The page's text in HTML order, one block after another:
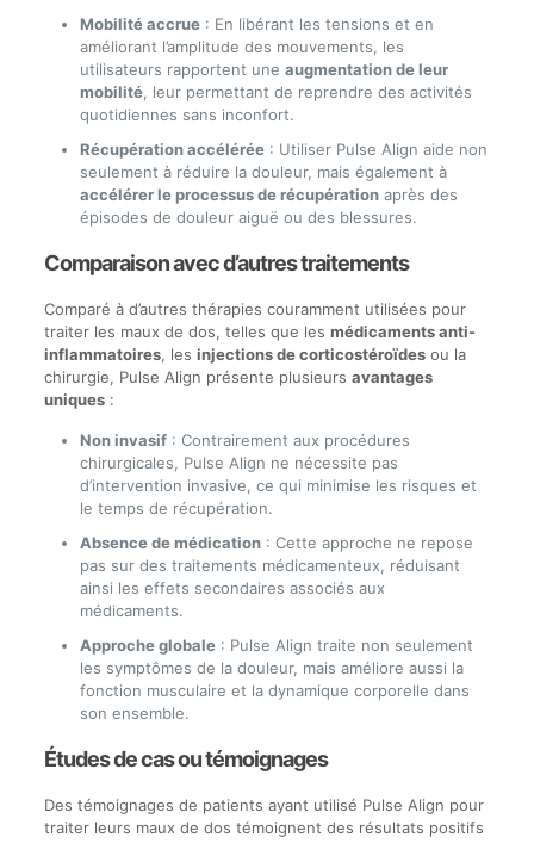
Mobilité accrue: En libérant les tensions et en
améliorant l’amplitude des mouvements, les
utilisateurs rapportent une augmentation de leur
mobilité, leur permettant de reprendre des activités
quotidiennes sans inconfort.
Récupération accélérée: Utiliser Pulse Align aide non
seulement à réduire la douleur, mais également à
accélérer le processus de récupérationaprès des
épisodes de douleur aiguë ou des blessures.
Comparaison avec d’autres traitements
Comparé à d’autres thérapies couramment utilisées pour
traiter les maux de dos, telles que les médicaments anti-
inflammatoires, les injections de corticostéroïdesou la
chirurgie, Pulse Align présente plusieurs avantages
uniques:
Non invasif: Contrairement aux procédures
chirurgicales, Pulse Align ne nécessite pas
d’intervention invasive, ce qui minimise les risques et
le temps de récupération.
Absence de médication: Cette approche ne repose
pas sur des traitements médicamenteux, réduisant
ainsi les effets secondaires associés aux
médicaments.
Approche globale: Pulse Align traite non seulement
les symptômes de la douleur, mais améliore aussi la
fonction musculaire et la dynamique corporelle dans
son ensemble.
Études de cas ou témoignages
Des témoignages de patients ayant utilisé Pulse Align pour
traiter leurs maux de dos témoignent des résultats positifs